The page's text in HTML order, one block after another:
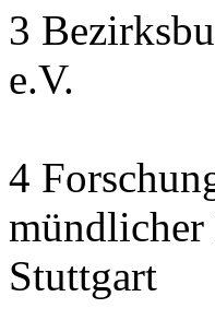
3
e.V.
4
Stuttgart